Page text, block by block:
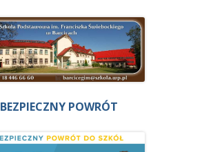
BEZPIECZNY POWRÓT